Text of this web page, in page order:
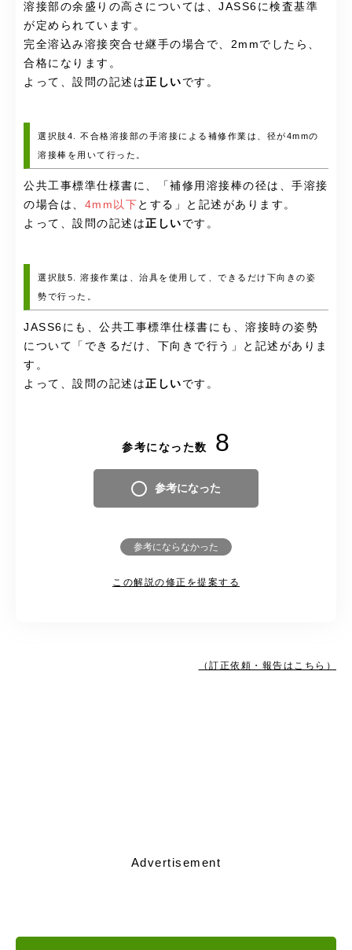
溶接部の余盛りの高さについては、 JASS6に検査基準
が定められています。
完全溶込み溶接 突合せ継手の場合で、2mmでしたら、
合格になります。
よって、設問の記述は正しい です。
選択肢4. 不合格溶接部の手溶接による補修作業は、径が4mmの
溶接棒を用いて行った。
公共工事標準仕様書に、「 補修用溶接棒の径は、手溶接
の場合は、 4mm以下 とする」と記述があります。
よって、設問の記述は正しい です。
選択肢5. 溶接作業は、治具を使用して、できるだけ下向きの姿
勢で行った。
JASS6にも、公共工事標準仕様書にも、溶接時の姿勢
について「できるだけ、下向き で行う」と記述がありま
す。
よって、設問の記述は正しい です。
参考になった数 8
参考になった
参考にならなかった
この解説の修正を提案する
（訂正依頼・報告はこちら）
Advertisement